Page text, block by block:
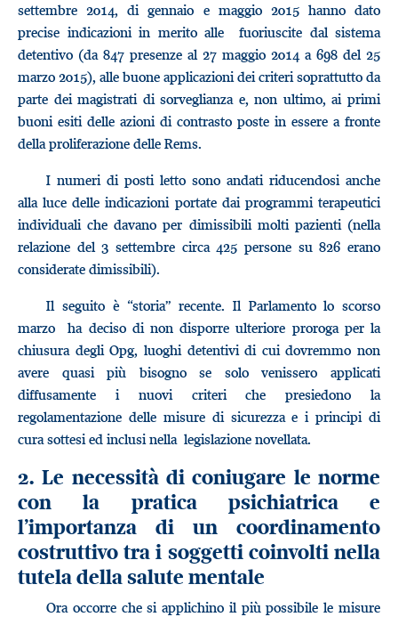
settembre 2014, di gennaio e maggio 2015 hanno dato
precise indicazioni in merito alle fuoriuscite dal sistema
detentivo (da 847 presenze al 27 maggio 2014 a 698 del 25
marzo 2015), alle buone applicazioni dei criteri soprattutto da
parte dei magistrati di sorveglianza e, non ultimo, ai primi
buoni esiti delle azioni di contrasto poste in essere a fronte
della proliferazione delle Rems.
I numeri di posti letto sono andati riducendosi anche
alla luce delle indicazioni portate dai programmi terapeutici
individuali che davano per dimissibili molti pazienti (nella
relazione del 3 settembre circa 425 persone su 826 erano
considerate dimissibili).
Il seguito è “storia” recente. Il Parlamento lo scorso
marzo ha deciso di non disporre ulteriore proroga per la
chiusura degli Opg, luoghi detentivi di cui dovremmo non
avere quasi più bisogno se solo venissero applicati
diffusamente i nuovi criteri che presiedono la
regolamentazione delle misure di sicurezza e i principi di
cura sottesi ed inclusi nella legislazione novellata.
2. Le necessità di coniugare le norme
con la pratica psichiatrica e
l’importanza di un coordinamento
costruttivo tra i soggetti coinvolti nella
tutela della salute mentale
Ora occorre che si applichino il più possibile le misure